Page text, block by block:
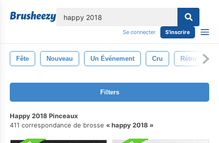
Se connecter S'inscrire
Fête Nouveau Un Événement Cru Rétro
Filters
Happy 2018 Pinceaux
411 correspondance de brosse
happy 2018